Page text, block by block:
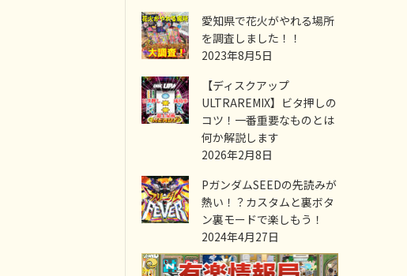
愛知県で花火がやれる場所
を調査しました！！
2023年8月5日
【ディスクアップ
ULTRAREMIX】ビタ押しの
コツ！一番重要なものとは
何か解説します
2026年2月8日
PガンダムSEEDの先読みが
熱い！？カスタムと裏ボタ
ン裏モードで楽しもう！
2024年4月27日